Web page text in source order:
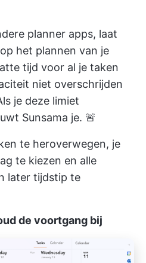
planner apps, laat
het plannen van je
tijd voor al je taken
niet overschrijden
je deze limiet
Sunsama je. 🚨
te heroverwegen, je
te kiezen en alle
later tijdstip te
de voortgang bij